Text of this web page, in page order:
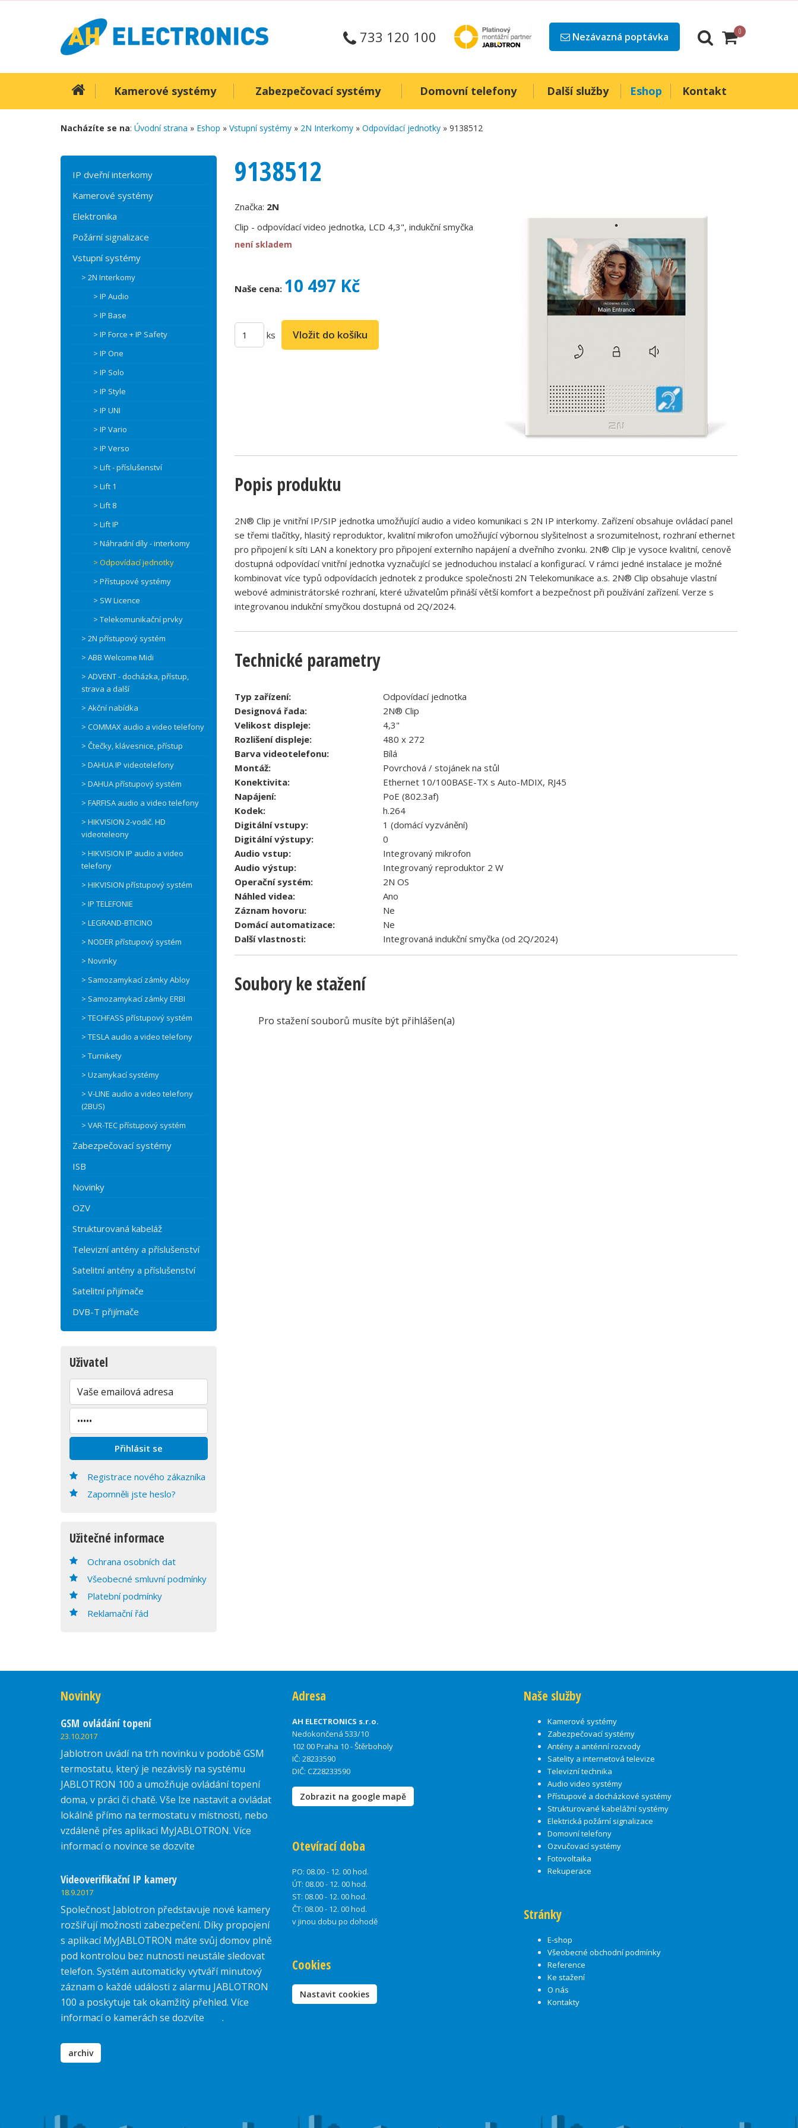
733 120 100 Nezávazná poptávka 0
Kamerové systémy Zabezpečovací systémy Domovní telefony Další služby Eshop Kontakt
Nacházíte se na: Úvodní strana » Eshop » Vstupní systémy » 2N Interkomy » Odpovídací jednotky » 9138512
IP dveřní interkomy
Kamerové systémy
Elektronika
Požární signalizace
Vstupní systémy
> 2N Interkomy
> IP Audio
> IP Base
> IP Force + IP Safety
> IP One
> IP Solo
> IP Style
> IP UNI
> IP Vario
> IP Verso
> Lift - příslušenství
> Lift 1
> Lift 8
> Lift IP
> Náhradní díly - interkomy
> Odpovídací jednotky
> Přístupové systémy
> SW Licence
> Telekomunikační prvky
> 2N přístupový systém
> ABB Welcome Midi
> ADVENT - docházka, přístup,
strava a další
> Akční nabídka
> COMMAX audio a video telefony
> Čtečky, klávesnice, přístup
> DAHUA IP videotelefony
> DAHUA přístupový systém
> FARFISA audio a video telefony
> HIKVISION 2-vodič. HD
videoteleony
> HIKVISION IP audio a video
telefony
> HIKVISION přístupový systém
> IP TELEFONIE
> LEGRAND-BTICINO
> NODER přístupový systém
> Novinky
> Samozamykací zámky Abloy
> Samozamykací zámky ERBI
> TECHFASS přístupový systém
> TESLA audio a video telefony
> Turnikety
> Uzamykací systémy
> V-LINE audio a video telefony
(2BUS)
> VAR-TEC přístupový systém
Zabezpečovací systémy
ISB
Novinky
OZV
Strukturovaná kabeláž
Televizní antény a příslušenství
Satelitní antény a příslušenství
Satelitní přijímače
DVB-T přijímače
Uživatel
Registrace nového zákazníka
Zapomněli jste heslo?
Užitečné informace
Ochrana osobních dat
Všeobecné smluvní podmínky
Platební podmínky
Reklamační řád
9138512
Značka: 2N
Clip - odpovídací video jednotka, LCD 4,3", indukční smyčka
není skladem
Naše cena: 10 497 Kč
ks
Popis produktu
2N® Clip je vnitřní IP/SIP jednotka umožňující audio a video komunikaci s 2N IP interkomy. Zařízení obsahuje ovládací panel
se třemi tlačítky, hlasitý reproduktor, kvalitní mikrofon umožňující výbornou slyšitelnost a srozumitelnost, rozhraní ethernet
pro připojení k síti LAN a konektory pro připojení externího napájení a dveřního zvonku. 2N® Clip je vysoce kvalitní, cenově
dostupná odpovídací vnitřní jednotka vyznačující se jednoduchou instalací a konfigurací. V rámci jedné instalace je možné
kombinovat více typů odpovídacích jednotek z produkce společnosti 2N Telekomunikace a.s. 2N® Clip obsahuje vlastní
webové administrátorské rozhraní, které uživatelům přináší větší komfort a bezpečnost při používání zařízení. Verze s
integrovanou indukční smyčkou dostupná od 2Q/2024.
Technické parametry
Typ zařízení:
Odpovídací jednotka
Designová řada:
2N® Clip
Velikost displeje:
4,3"
Rozlišení displeje:
480 x 272
Barva videotelefonu:
Bílá
Montáž:
Povrchová / stojánek na stůl
Konektivita:
Ethernet 10/100BASE-TX s Auto-MDIX, RJ45
Napájení:
PoE (802.3af)
Kodek:
h.264
Digitální vstupy:
1 (domácí vyzvánění)
Digitální výstupy:
0
Audio vstup:
Integrovaný mikrofon
Audio výstup:
Integrovaný reproduktor 2 W
Operační systém:
2N OS
Náhled videa:
Ano
Záznam hovoru:
Ne
Domácí automatizace:
Ne
Další vlastnosti:
Integrovaná indukční smyčka (od 2Q/2024)
Soubory ke stažení
Pro stažení souborů musíte být přihlášen(a)
Novinky
GSM ovládání topení
23.10.2017
Jablotron uvádí na trh novinku v podobě GSM
termostatu, který je nezávislý na systému
JABLOTRON 100 a umožňuje ovládání topení
doma, v práci či chatě. Vše lze nastavit a ovládat
lokálně přímo na termostatu v místnosti, nebo
vzdáleně přes aplikaci MyJABLOTRON. Více
informací o novince se dozvíte
Videoverifikační IP kamery
18.9.2017
Společnost Jablotron představuje nové kamery
rozšiřují možnosti zabezpečení. Díky propojení
s aplikací MyJABLOTRON máte svůj domov plně
pod kontrolou bez nutnosti neustále sledovat
telefon. Systém automaticky vytváří minutový
záznam o každé události z alarmu JABLOTRON
100 a poskytuje tak okamžitý přehled. Více
informací o kamerách se dozvíte
.
archiv
Adresa
AH ELECTRONICS s.r.o.
Nedokončená 533/10
102 00 Praha 10 - Štěrboholy
IČ: 28233590
DIČ: CZ28233590
Zobrazit na google mapě
Otevírací doba
PO: 08.00 - 12. 00 hod.
ÚT: 08.00 - 12. 00 hod.
ST: 08.00 - 12. 00 hod.
ČT: 08.00 - 12. 00 hod.
v jinou dobu po dohodě
Cookies
Nastavit cookies
Naše služby
Kamerové systémy
Zabezpečovací systémy
Antény a anténní rozvody
Satelity a internetová televize
Televizní technika
Audio video systémy
Přístupové a docházkové systémy
Strukturované kabelážní systémy
Elektrická požární signalizace
Domovní telefony
Ozvučovací systémy
Fotovoltaika
Rekuperace
Stránky
E-shop
Všeobecné obchodní podmínky
Reference
Ke stažení
O nás
Kontakty